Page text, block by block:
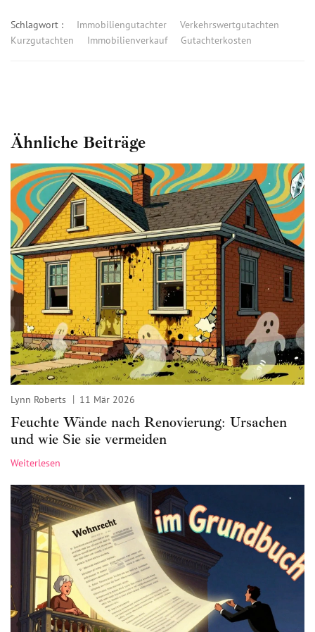
Schlagwort : Immobiliengutachter
Verkehrswertgutachten
Kurzgutachten
Immobilienverkauf Gutachterkosten
Ähnliche Beiträge
Lynn Roberts 11 Mär 2026
Feuchte Wände nach Renovierung: Ursachen
und wie Sie sie vermeiden
Weiterlesen